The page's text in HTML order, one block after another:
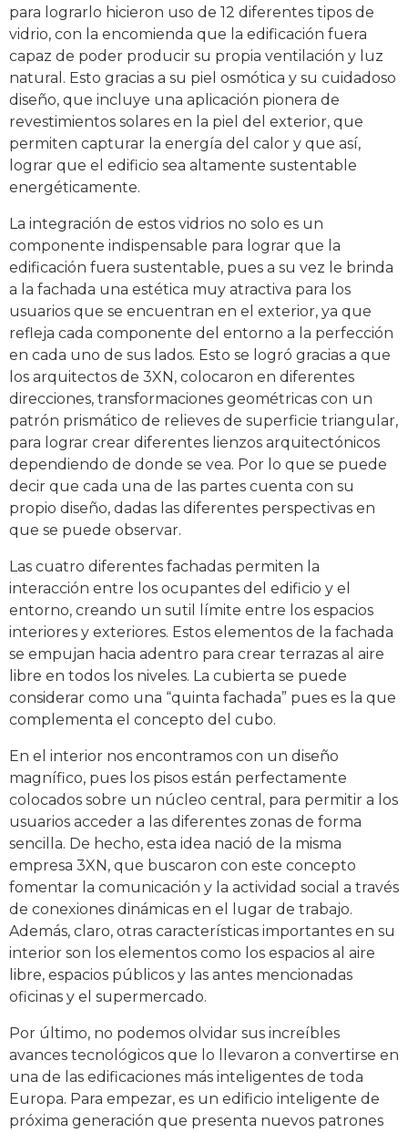
para lograrlo hicieron uso de 12 diferentes tipos de
vidrio, con la encomienda que la edificación fuera
capaz de poder producir su propia ventilación y luz
natural. Esto gracias a su piel osmótica y su cuidadoso
diseño, que incluye una aplicación pionera de
revestimientos solares en la piel del exterior, que
permiten capturar la energía del calor y que así,
lograr que el edificio sea altamente sustentable
energéticamente.
La integración de estos vidrios no solo es un
componente indispensable para lograr que la
edificación fuera sustentable, pues a su vez le brinda
a la fachada una estética muy atractiva para los
usuarios que se encuentran en el exterior, ya que
refleja cada componente del entorno a la perfección
en cada uno de sus lados. Esto se logró gracias a que
los arquitectos de 3XN, colocaron en diferentes
direcciones, transformaciones geométricas con un
patrón prismático de relieves de superficie triangular,
para lograr crear diferentes lienzos arquitectónicos
dependiendo de donde se vea. Por lo que se puede
decir que cada una de las partes cuenta con su
propio diseño, dadas las diferentes perspectivas en
que se puede observar.
Las cuatro diferentes fachadas permiten la
interacción entre los ocupantes del edificio y el
entorno, creando un sutil límite entre los espacios
interiores y exteriores. Estos elementos de la fachada
se empujan hacia adentro para crear terrazas al aire
libre en todos los niveles. La cubierta se puede
considerar como una “quinta fachada” pues es la que
complementa el concepto del cubo.
En el interior nos encontramos con un diseño
magnífico, pues los pisos están perfectamente
colocados sobre un núcleo central, para permitir a los
usuarios acceder a las diferentes zonas de forma
sencilla. De hecho, esta idea nació de la misma
empresa 3XN, que buscaron con este concepto
fomentar la comunicación y la actividad social a través
de conexiones dinámicas en el lugar de trabajo.
Además, claro, otras características importantes en su
interior son los elementos como los espacios al aire
libre, espacios públicos y las antes mencionadas
oficinas y el supermercado.
Por último, no podemos olvidar sus increíbles
avances tecnológicos que lo llevaron a convertirse en
una de las edificaciones más inteligentes de toda
Europa. Para empezar, es un edificio inteligente de
próxima generación que presenta nuevos patrones